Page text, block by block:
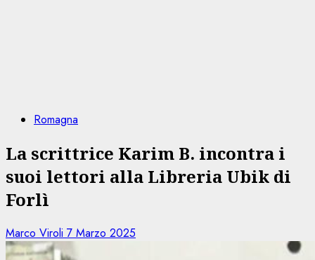
Romagna
La scrittrice Karim B. incontra i
suoi lettori alla Libreria Ubik di
Forlì
Marco Viroli 7 Marzo 2025